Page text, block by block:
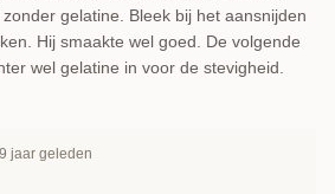
gelatine. Bleek bij het aansnijden
Hij smaakte wel goed. De volgende
wel gelatine in voor de stevigheid.
9 jaar geleden